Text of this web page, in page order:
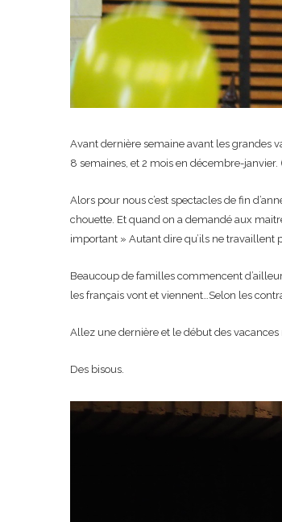
Avant dernière semaine avant les grandes
8 semaines, et 2 mois en décembre-
Alors pour nous c’est spectacles de fin
chouette. Et quand on a demandé aux
important » Autant dire qu’ils ne travaillent
Beaucoup de familles commencent
les français vont et viennent…Selon les
Allez une dernière et le début des
Des bisous.